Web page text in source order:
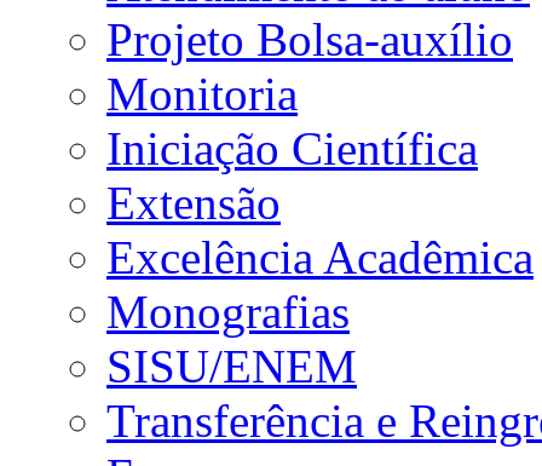
Projeto Bolsa-auxílio
Monitoria
Iniciação Científica
Extensão
Excelência Acadêmica
Monografias
SISU/ENEM
Transferência e